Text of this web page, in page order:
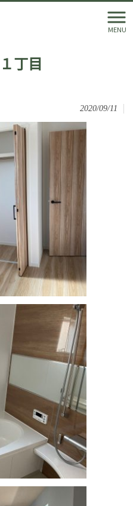
MENU
丁目
2020/09/11